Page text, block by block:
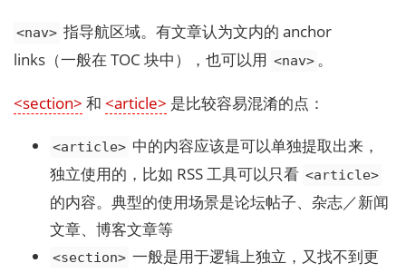
<nav> 指导航区域。有文章认为文内的 anchor
links（一般在 TOC 块中），也可以用 <nav> 。
<section> 和 <article> 是比较容易混淆的点：
<article> 中的内容应该是可以单独提取出来，
独立使用的，比如 RSS 工具可以只看 <article>
的内容。典型的使用场景是论坛帖子、杂志／新闻
文章、博客文章等
<section> 一般是用于逻辑上独立，又找不到更